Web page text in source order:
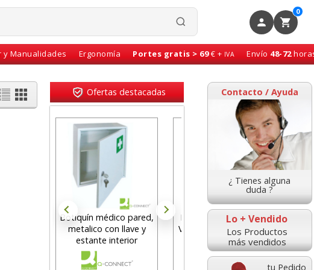
0
y Manualidades Ergonomía Portes gratis > 69€ + IVA Envío 48-72
Contacto / Ayuda
¿ Tienes alguna
duda ?
Lo + Vendido
Los Productos
más vendidos
tu Pedido
Ofertas destacadas
Botiquín médico pared,
metalico con llave y
estante interior
Luz emergencia coche
V16 Homologada DGT
3.0 Groovy